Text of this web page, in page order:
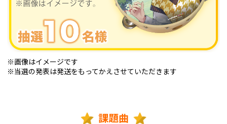
※画像はイメージです
※当選の発表は発送をもってかえさせていただきます
課題曲